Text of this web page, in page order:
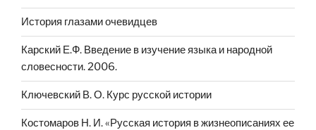
История глазами очевидцев
Карский Е.Ф. Введение в изучение языка и народной
словесности. 2006.
Ключевский В. О. Курс русской истории
Костомаров Н. И. «Русская история в жизнеописаниях ее